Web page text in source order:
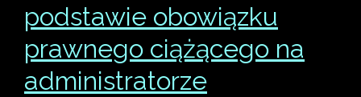
podstawie obowiązku
prawnego ciążącego na
administratorze